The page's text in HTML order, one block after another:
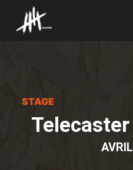
STAGE